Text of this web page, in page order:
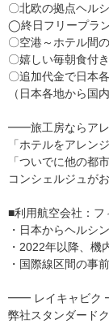
〇北欧の拠点ヘル
◯終日フリープラ
〇空港～ホテル間
〇嬉しい毎朝食付き
〇追加代金で日本
（日本各地から国
━━旅工房ならア
「ホテルをアレン
「ついでに他の都
コンシェルジュが
■利用航空会社：フ
・日本からヘルシ
・2022年以降、機
・国際線区間の事
━━ レイキャビ
弊社スタンダード